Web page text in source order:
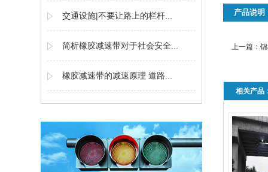
交通设施|不要让路上的栏杆...
简析橡胶减速带对于社会安全...
橡胶减速带的减速原理 道路...
产品说明
上一篇：
相关产品